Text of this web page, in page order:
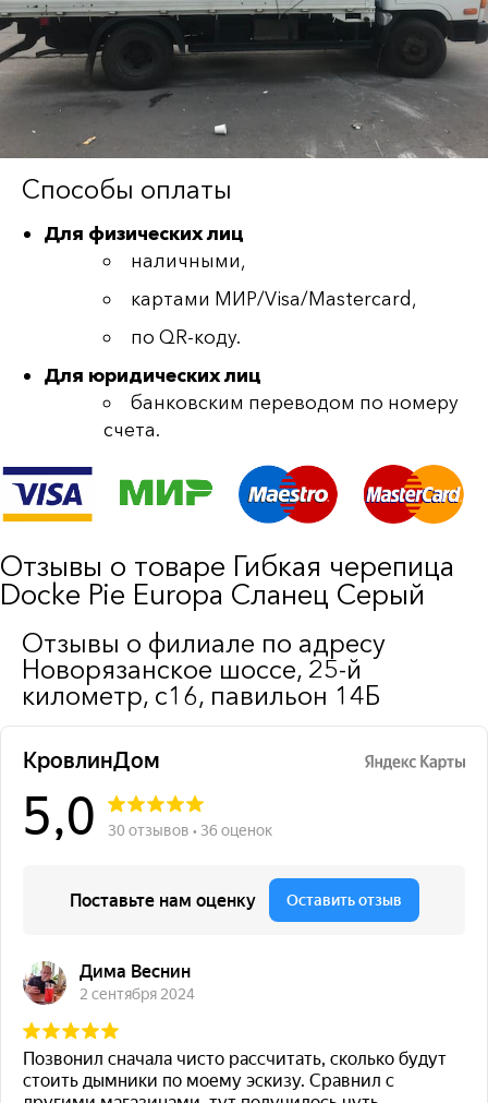
Способы оплаты
Для физических лиц
наличными,
картами МИР/Visa/Mastercard,
по QR-коду.
Для юридических лиц
банковским переводом по номеру
счета.
Отзывы о товаре Гибкая черепица
Docke Pie Europa Сланец Серый
Отзывы о филиале по адресу
Новорязанское шоссе, 25-й
километр, с16, павильон 14Б